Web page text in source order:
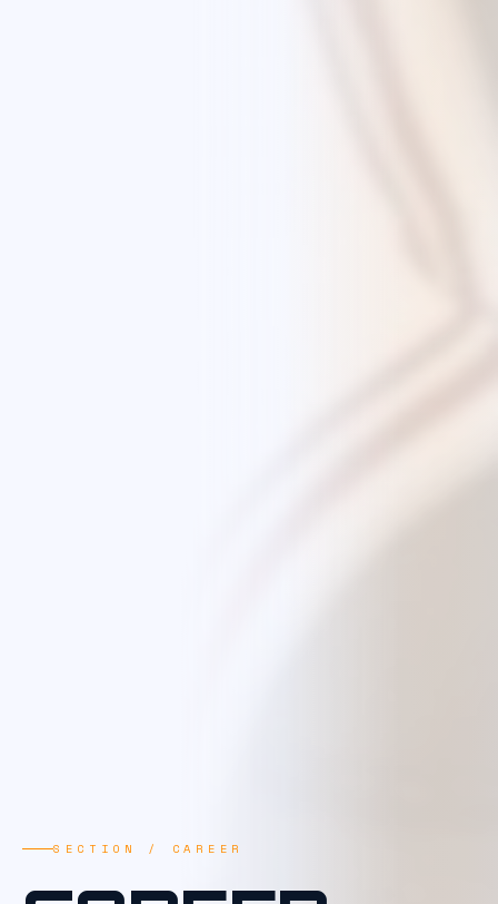
SECTION / CAREER